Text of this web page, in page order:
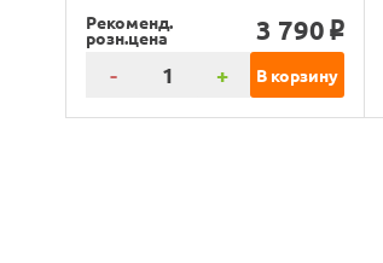
Рекоменд.
розн.цена 3 790 o
- + В корзину